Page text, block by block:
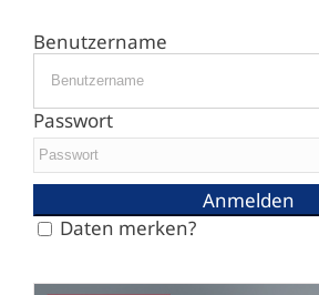
Benutzername
Passwort
Daten merken?